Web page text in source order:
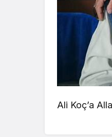
Ali Koç’a